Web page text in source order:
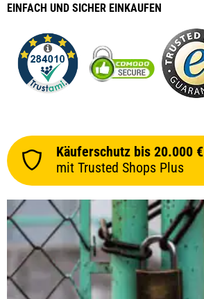
EINFACH UND SICHER EINKAUFEN
Käuferschutz bis 20.000 €
mit Trusted Shops Plus